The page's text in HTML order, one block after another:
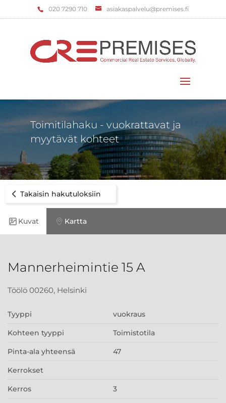
‌020 7290 710 asiakaspalvelu@premises.fi
Toimitilahaku - vuokrattavat ja
myytävät kohteet
Takaisin hakutuloksiin
Kuvat Kartta
Mannerheimintie 15 A
Töölö 00260, Helsinki
Tyyppi vuokraus
Kohteen tyyppi Toimistotila
Pinta-ala yhteensä 47
Kerrokset
Kerros 3